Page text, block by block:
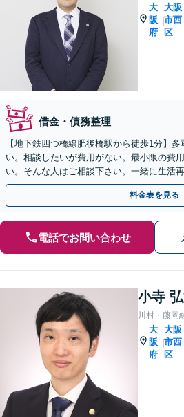
大
阪
府
|
大阪
市西
区
借金・債務整理
【地下鉄四つ橋線肥後橋駅から徒歩1分】
い。相談したいが費用がない。最小限の費
い。そんな人はご相談下さい。一緒に生活
可】
料金表を見る
電話でお問い合わせ
小寺
川村・藤岡
大
阪
府
|
大阪
市西
区